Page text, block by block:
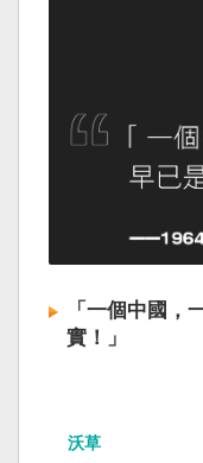
「一個中國，
實！」
沃草